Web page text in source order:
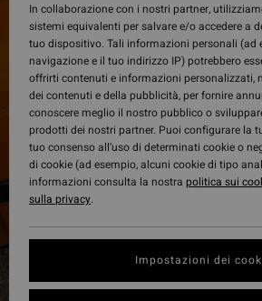
In collaborazione con i nostri partner,
sistemi equivalenti per salvare e/o accedere a
tuo dispositivo. Tali informazioni personali (ad
navigazione e il tuo indirizzo IP) potrebbero
offrirti contenuti e informazioni personalizzati,
dei contenuti e della pubblicità, per fornire
conoscere meglio il nostro pubblico o
prodotti dei nostri partner. Puoi configurare la
tuo consenso all’uso di determinati cookie o
di cookie (ad esempio, alcuni cookie di tipo
informazioni consulta la nostra politica sui
sulla privacy.
Impostazioni dei